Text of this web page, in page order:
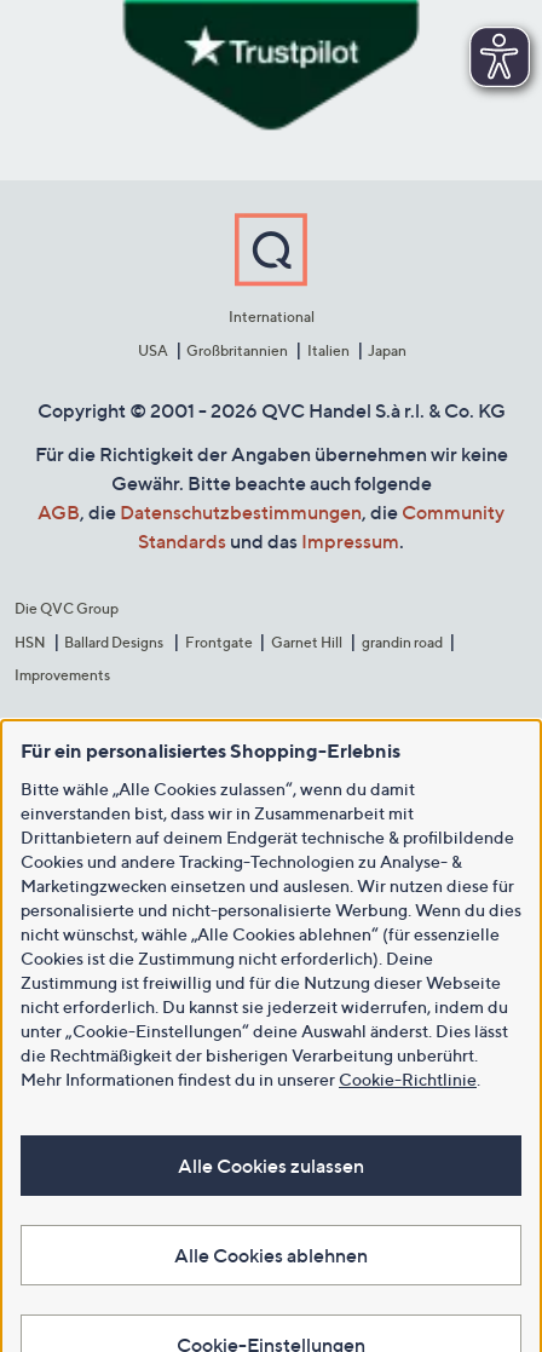
International
USA
Großbritannien Italien Japan
Copyright © 2001 - 2026 QVC Handel S.à r.l. & Co. KG
Für die Richtigkeit der Angaben übernehmen wir keine
Gewähr. Bitte beachte auch folgende
AGB, die Datenschutzbestimmungen, die Community
Standards und das Impressum.
Die QVC Group
HSN
Ballard Designs Frontgate Garnet Hill
grandin road
Improvements
Für ein personalisiertes Shopping-Erlebnis
Bitte wähle „Alle Cookies zulassen“, wenn du damit
einverstanden bist, dass wir in Zusammenarbeit mit
Drittanbietern auf deinem Endgerät technische & profilbildende
Cookies und andere Tracking-Technologien zu Analyse- &
Marketingzwecken einsetzen und auslesen. Wir nutzen diese für
personalisierte und nicht-personalisierte Werbung. Wenn du dies
nicht wünschst, wähle „Alle Cookies ablehnen“ (für essenzielle
Cookies ist die Zustimmung nicht erforderlich). Deine
Zustimmung ist freiwillig und für die Nutzung dieser Webseite
nicht erforderlich. Du kannst sie jederzeit widerrufen, indem du
unter „Cookie-Einstellungen“ deine Auswahl änderst. Dies lässt
die Rechtmäßigkeit der bisherigen Verarbeitung unberührt.
Mehr Informationen findest du in unsererCookie-Richtlinie
Alle Cookies zulassen
Alle Cookies ablehnen
Cookie-Einstellungen